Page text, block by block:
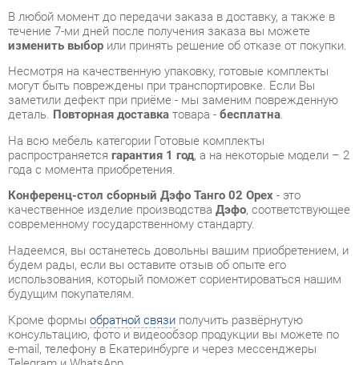
могут быть повреждены при транспортировке. Если Вы
заметили дефект при приёме - мы заменим поврежденную
деталь.Повторная доставкатовара -бесплатна.
распространяетсягарантия 1 год, а на некоторые модели – 2
года с момента приобретения.
Конференц-стол сборный Дэфо Танго 02 Орех- это
современному государственному стандарту.
Надеемся, вы останетесь довольны вашим приобретением, и
использования, который поможет сориентироваться нашим
будущим покупателям.
Кроме формы обратной связи получить развёрнутую
консультацию, фото и видеообзор продукции вы можете по
e-mail, телефону в Екатеринбурге и через мессенджеры
Telegram и WhatsApp.
Готовые комплекты также можно сравнить между собой в
нашем шоу-руме и купить Конференц-стол сборный Дэфо
Танго 02 Орех, самостоятельно забрав его с нашего
центрального склада в г. Екатеринбург. Полный список
адресов и магазинов смотрите на страницеконтактов.